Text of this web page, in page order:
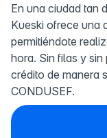
En una ciudad tan
Kueski ofrece una
permitiéndote
hora. Sin filas y
crédito de manera
CONDUSEF.